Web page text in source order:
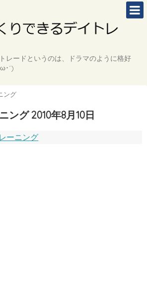
レードというのは、ドラマのように格好
･´)
ング
ング 2010年8月10日
ーニング